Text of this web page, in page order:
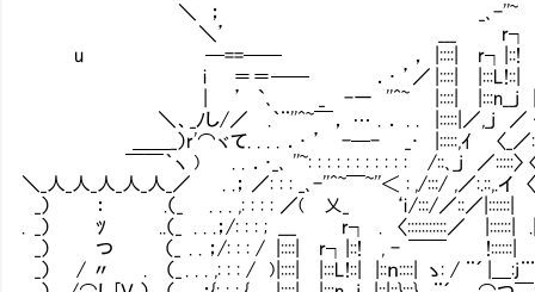
＼ ； _､-''~
＼’ ___ r┐
u ─==── ， |::::| r┐|::!
i ＝＝── ．･ ’／ |::::| |:::L!::|
| ’ `､ _ -一 ''^~ |::::| |:::n__j
＼、_ﾉし/／ .｀¨''^~￣， … . ． . . |:::::|／,_j ／
＿＿_）r'⌒ヾて. . . . ．･ ’ -─- _･ |:::::,ｲ 〈_／::〉::/ . .
￣￣｀ヽ ) . . ．･_､ ''~: : : : : : : : : : : /::､_j ／:::::〉 〈
＼_人_人_人_人_人_／ . .； ／: : : _､-''^~￣~''＜ : ,/:::/ ,／:.::,.
_） ： .（_ . . . ,: : : : ／( 乂_ ‘i /:::/／::／|::::::|
. _） ﾂ ..（_ . . .；/: : : ; ___ r┐ . 〈:::::::::::／ |::::::| .|::|
_） つ （_ . . ；/: : : / |::::| r┐|::! , - ￣￣ !::::::| |_j
_） / 〃 . （_ . . . ,: : : / ) |::::| |:::L!::| |::ｎ::::| ゝ: / ¨´ |＿:j ¨¨